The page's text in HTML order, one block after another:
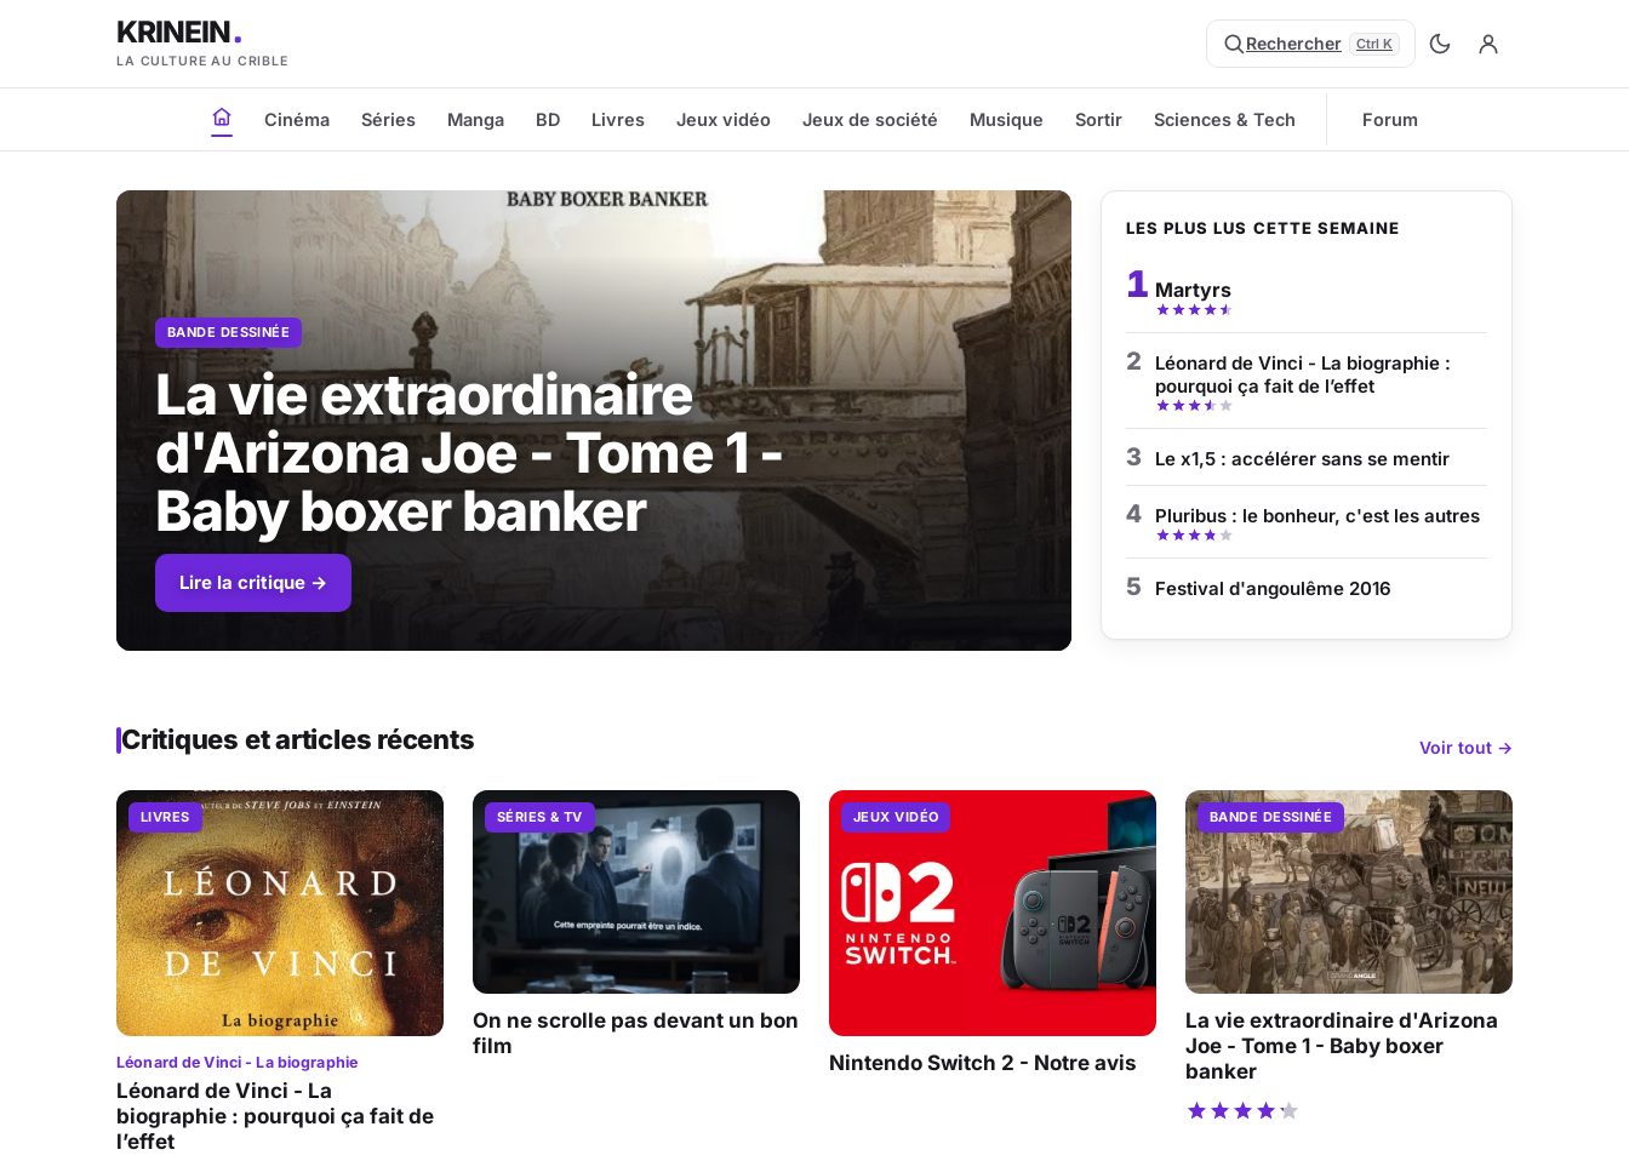
KRINEIN
LA CULTURE AU CRIBLE
Rechercher Ctrl K
Cinéma Séries Manga BD Livres Jeux vidéo Jeux de société Musique Sortir Sciences & Tech Forum
BANDE DESSINÉE
La vie extraordinaire
d'Arizona Joe - Tome 1 -
Baby boxer banker
Lire la critique →
LES PLUS LUS CETTE SEMAINE
1 Martyrs
2
Léonard de Vinci - La biographie :
pourquoi ça fait de l’effet
3 Le x1,5 : accélérer sans se mentir
4 Pluribus : le bonheur, c'est les autres
5 Festival d'angoulême 2016
Critiques et articles récents Voir tout →
LIVRES
Léonard de Vinci - La biographie
Léonard de Vinci - La
biographie : pourquoi ça fait de
l’effet
SÉRIES & TV
On ne scrolle pas devant un bon
film
JEUX VIDÉO
Nintendo Switch 2 - Notre avis
BANDE DESSINÉE
La vie extraordinaire d'Arizona
Joe - Tome 1 - Baby boxer
banker